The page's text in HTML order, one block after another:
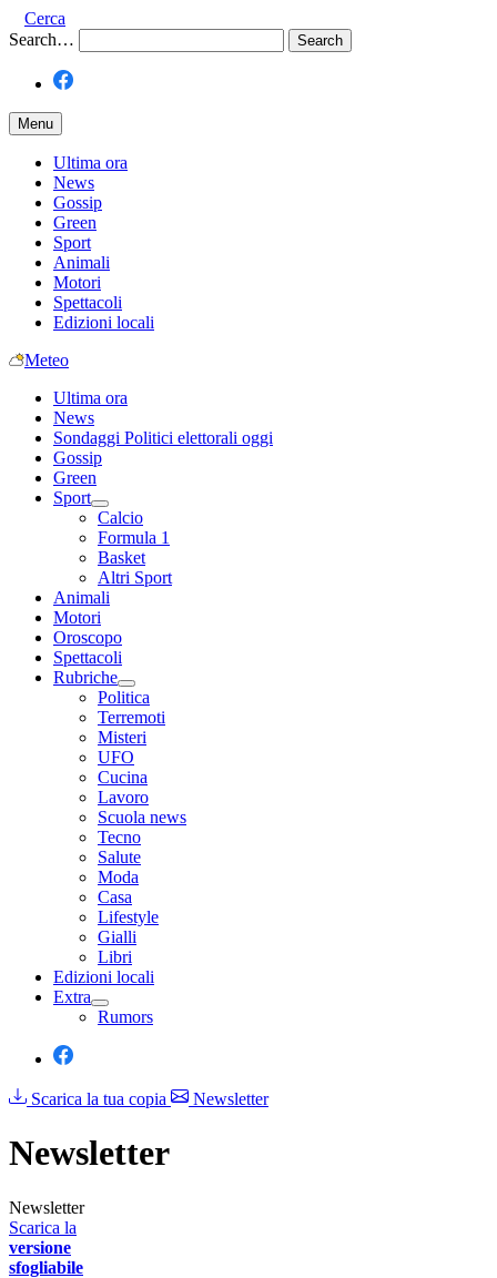
Cerca
Search…
Menu
Ultima ora
News
Gossip
Green
Sport
Animali
Motori
Spettacoli
Edizioni locali
Meteo
Ultima ora
News
Sondaggi Politici elettorali oggi
Gossip
Green
Sport
Calcio
Formula 1
Basket
Altri Sport
Animali
Motori
Oroscopo
Spettacoli
Rubriche
Politica
Terremoti
Misteri
UFO
Cucina
Lavoro
Scuola news
Tecno
Salute
Moda
Casa
Lifestyle
Gialli
Libri
Edizioni locali
Extra
Rumors
Scarica la tua copia Newsletter
Newsletter
Newsletter
Scarica la
versione
sfogliabile